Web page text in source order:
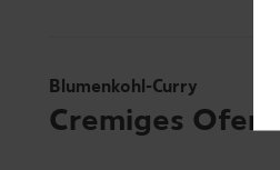
Blumenkohl-Curry
Cremiges